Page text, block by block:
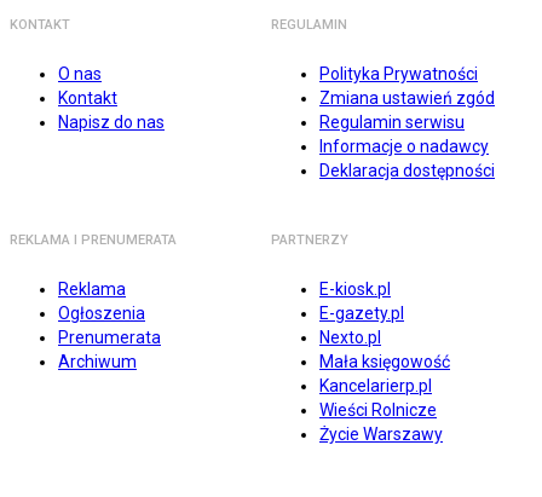
KONTAKT
O nas
Kontakt
Napisz do nas
REGULAMIN
Polityka Prywatności
Zmiana ustawień zgód
Regulamin serwisu
Informacje o nadawcy
Deklaracja dostępności
REKLAMA I PRENUMERATA
Reklama
Ogłoszenia
Prenumerata
Archiwum
PARTNERZY
E-kiosk.pl
E-gazety.pl
Nexto.pl
Mała księgowość
Kancelarierp.pl
Wieści Rolnicze
Życie Warszawy